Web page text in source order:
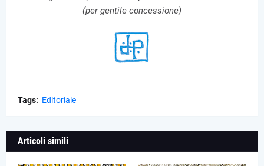
(per gentile concessione)
Tags: Editoriale
Articoli simili